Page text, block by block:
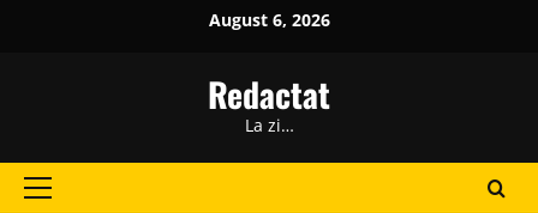
August 6, 2026
Redactat
La zi…
Primary